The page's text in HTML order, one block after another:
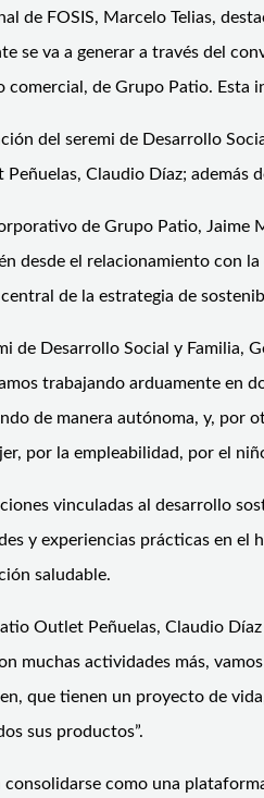
de FOSIS, Marcelo Telias,
se va a generar a través del
comercial, de Grupo Patio. Esta
del seremi de Desarrollo
Claudio Díaz; además
de Grupo Patio,
desde el relacionamiento con
de la estrategia de
de Desarrollo Social y Familia,
trabajando arduamente en
de manera autónoma, y, por
por la empleabilidad, por el
vinculadas al desarrollo
y experiencias prácticas en
saludable.
Outlet Peñuelas, Claudio
muchas actividades más,
que tienen un proyecto de
sus productos”.
como una